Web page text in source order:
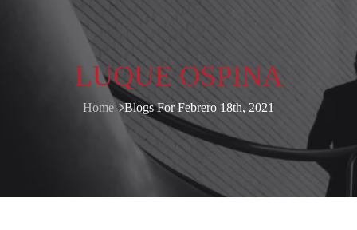
LUQUE OSPINA
Home Blogs For Febrero 18th, 2021